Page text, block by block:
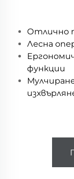
Отлично
Лесна
функции